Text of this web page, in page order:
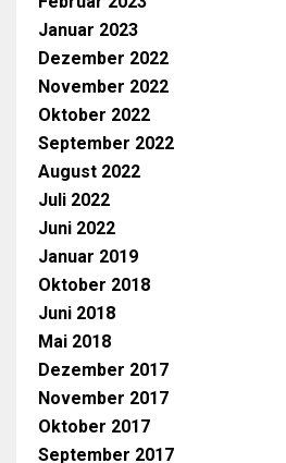
Januar 2023
Dezember 2022
November 2022
Oktober 2022
September 2022
August 2022
Juli 2022
Juni 2022
Januar 2019
Oktober 2018
Juni 2018
Mai 2018
Dezember 2017
November 2017
Oktober 2017
September 2017